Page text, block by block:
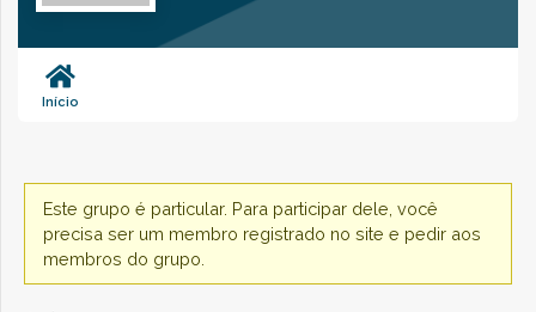
Início
Este grupo é particular. Para participar dele, você
precisa ser um membro registrado no site e pedir aos
membros do grupo.